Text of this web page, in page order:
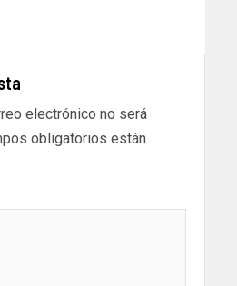
electrónico no será
obligatorios están